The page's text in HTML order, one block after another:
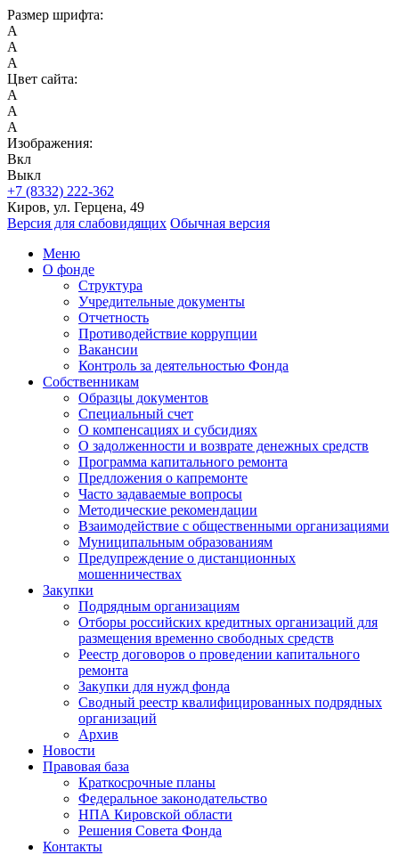
Размер шрифта:
A
A
A
Цвет сайта:
A
A
A
Изображения:
Вкл
Выкл
+7 (8332) 222-362
Киров, ул. Герцена, 49
Версия для слабовидящих Обычная версия
Меню
О фонде
Структура
Учредительные документы
Отчетность
Противодействие коррупции
Вакансии
Контроль за деятельностью Фонда
Собственникам
Образцы документов
Специальный счет
О компенсациях и субсидиях
О задолженности и возврате денежных средств
Программа капитального ремонта
Предложения о капремонте
Часто задаваемые вопросы
Методические рекомендации
Взаимодействие с общественными организациями
Муниципальным образованиям
Предупреждение о дистанционных
мошенничествах
Закупки
Подрядным организациям
Отборы российских кредитных организаций для
размещения временно свободных средств
Реестр договоров о проведении капитального
ремонта
Закупки для нужд фонда
Сводный реестр квалифицированных подрядных
организаций
Архив
Новости
Правовая база
Краткосрочные планы
Федеральное законодательство
НПА Кировской области
Решения Совета Фонда
Контакты